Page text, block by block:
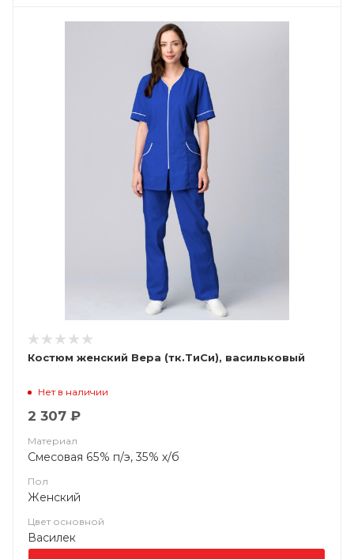
Костюм женский Вера (тк.ТиСи), васильковый
Нет в наличии
2 307 ₽
Материал
Смесовая 65% п/э, 35% х/б
Пол
Женский
Цвет основной
Василек